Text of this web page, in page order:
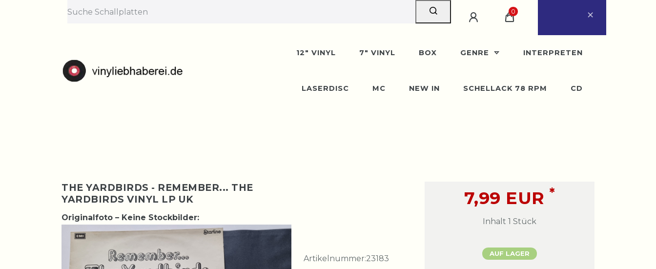
Lieferpause vom 10. bis 29. August
August. Danke für euer Verständnis!
×
0
12" VINYL 7" VINYL BOX GENRE INTERPRETEN
LASERDISC MC NEW IN SCHELLACK 78 RPM CD
THE YARDBIRDS - REMEMBER... THE
YARDBIRDS VINYL LP UK
Originalfoto – Keine Stockbilder:
Artikelnummer:23183
7,99 EUR *
Inhalt 1 Stück
AUF LAGER